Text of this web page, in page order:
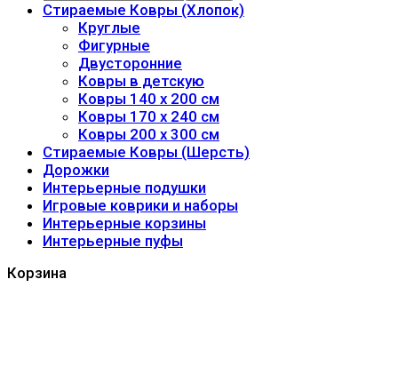
Стираемые Ковры (Хлопок)
Круглые
Фигурные
Двусторонние
Ковры в детскую
Ковры 140 x 200 см
Ковры 170 x 240 см
Ковры 200 x 300 см
Стираемые Ковры (Шерсть)
Дорожки
Интерьерные подушки
Игровые коврики и наборы
Интерьерные корзины
Интерьерные пуфы
Корзина